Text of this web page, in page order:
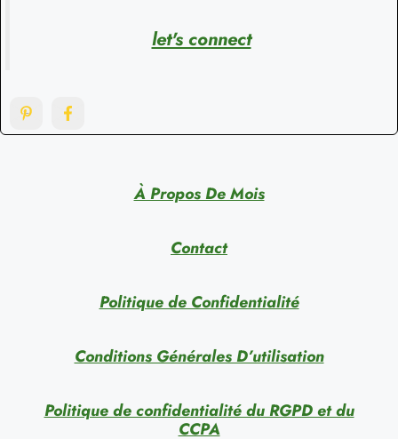
let's connect
À Propos De Mois
Contact
Politique de Confidentialité
Conditions Générales D’utilisation
Politique de confidentialité du RGPD et du
CCPA